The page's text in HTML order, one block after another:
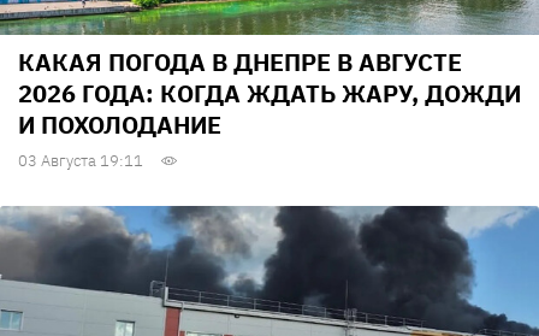
КАКАЯ ПОГОДА В ДНЕПРЕ В АВГУСТЕ
2026 ГОДА: КОГДА ЖДАТЬ ЖАРУ, ДОЖДИ
И ПОХОЛОДАНИЕ
03 Августа 19:11